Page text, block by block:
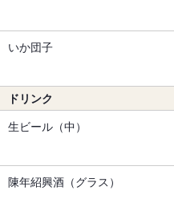
いか団子
ドリンク
生ビール（中）
陳年紹興酒（グラス）